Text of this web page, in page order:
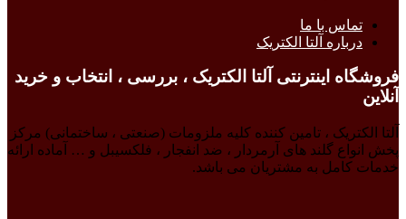
تماس با ما
درباره آلتا الکتریک
فروشگاه اینترنتی آلتا الکتریک ، بررسی ، انتخاب و خرید
آنلاین
آلتا الکتریک ، تامین کننده کلیه ملزومات (صنعتی ، ساختمانی) مرکز
پخش انواع گلند های آرمردار ، ضد انفجار ، فلکسیبل و … آماده ارائه
خدمات کامل به مشتریان می باشد.